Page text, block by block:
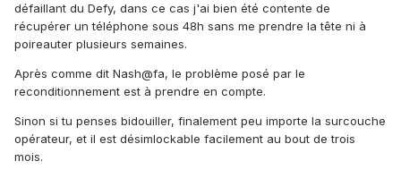
défaillant du Defy, dans ce cas j'ai bien été contente de
récupérer un téléphone sous 48h sans me prendre la tête ni à
poireauter plusieurs semaines.
Après comme dit Nash@fa, le problème posé par le
reconditionnement est à prendre en compte.
Sinon si tu penses bidouiller, finalement peu importe la surcouche
opérateur, et il est désimlockable facilement au bout de trois
mois.